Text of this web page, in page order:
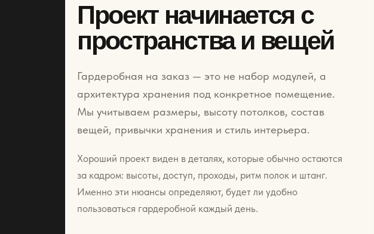
Проект начинается с
пространства и вещей
Гардеробная на заказ — это не набор модулей, а
архитектура хранения под конкретное помещение.
Мы учитываем размеры, высоту потолков, состав
вещей, привычки хранения и стиль интерьера.
Хороший проект виден в деталях, которые обычно остаются
за кадром: высоты, доступ, проходы, ритм полок и штанг.
Именно эти нюансы определяют, будет ли удобно
пользоваться гардеробной каждый день.